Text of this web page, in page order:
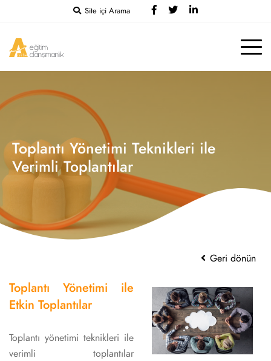
Site içi Arama
Toplantı Yönetimi Teknikleri ile
Verimli Toplantılar
Geri dönün
Toplantı Yönetimi ile
Etkin Toplantılar
Toplantı yönetimi teknikleri ile
verimli toplantılar